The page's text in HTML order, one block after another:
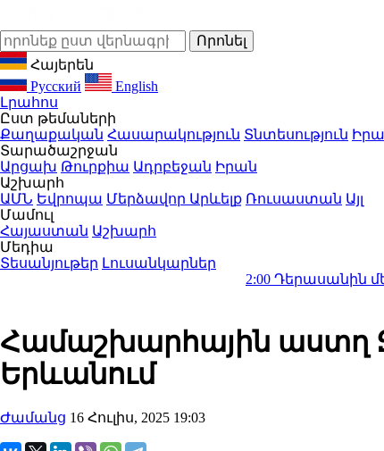
Հայերեն
Русский
English
Լրահոս
Ըստ թեմաների
Քաղաքական Հասարակություն Տնտեսություն
Տարածաշրջան
Արցախ Թուրքիա Ադրբեջան Իրան
Աշխարհ
ԱՄՆ Եվրոպա Մերձավոր Արևելք Ռուսաստան Այլ
Մամուլ
Հայաստան Աշխարհ
Մեդիա
Տեսանյութեր Լուսանկարներ
Դերասանին մեղադրում
Համաշխարհային աստղ
Երևանում
Ժամանց 16 Հուլիս, 2025 19:03